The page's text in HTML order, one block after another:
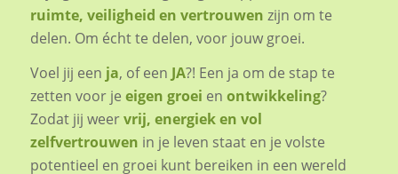
ruimte, veiligheid en vertrouwen zijn om te
delen. Om écht te delen, voor jouw groei.
Voel jij een ja, of een JA?! Een ja om de stap te
zetten voor je eigen groei en ontwikkeling?
Zodat jij weervrij, energiek en vol
zelfvertrouwen in je leven staat en je volste
potentieel en groei kunt bereiken in een wereld